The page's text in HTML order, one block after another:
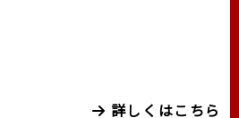
詳しくはこちら